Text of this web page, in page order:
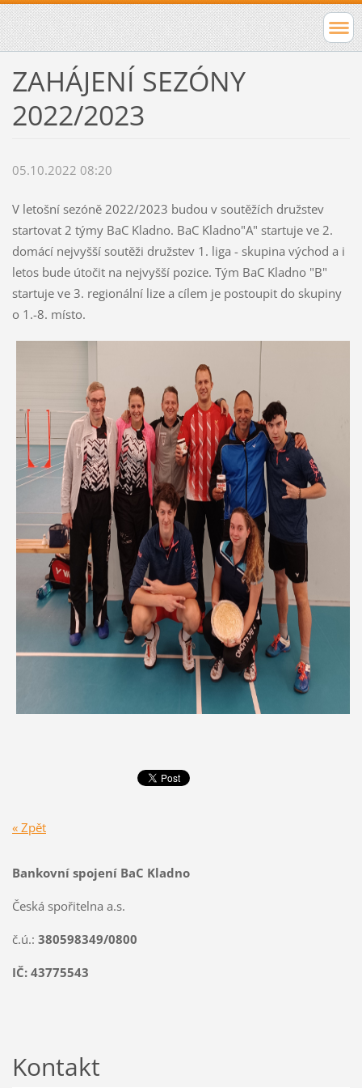
ZAHÁJENÍ SEZÓNY
2022/2023
05.10.2022 08:20
V letošní sezóně 2022/2023 budou v soutěžích družstev
startovat 2 týmy BaC Kladno. BaC Kladno"A" startuje ve 2.
domácí nejvyšší soutěži družstev 1. liga - skupina východ a i
letos bude útočit na nejvyšší pozice. Tým BaC Kladno "B"
startuje ve 3. regionální lize a cílem je postoupit do skupiny
o 1.-8. místo.
« Zpět
Bankovní spojení BaC Kladno
Česká spořitelna a.s.
č.ú.: 380598349/0800
IČ: 43775543
Kontakt